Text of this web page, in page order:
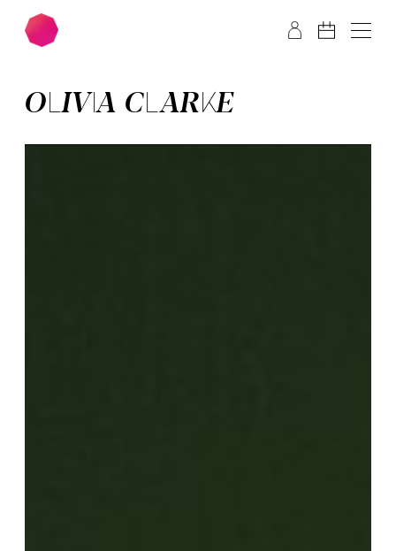
Zum Hauptinhalt springen Zum Footer springen
OLIVIA CLARKE